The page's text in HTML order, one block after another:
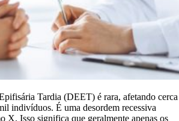
Tardia (DEET) é rara, afetando cerca
indivíduos. É uma desordem recessiva
X. Isso significa que geralmente apenas os